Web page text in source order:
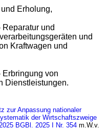
Erholung,
Reparatur und
und
Kraftwagen und
Erbringung von
Dienstleistungen.
zur Anpassung nationaler
der Wirtschaftszweige
BGBl. 2025 I Nr. 354 m.W.v.